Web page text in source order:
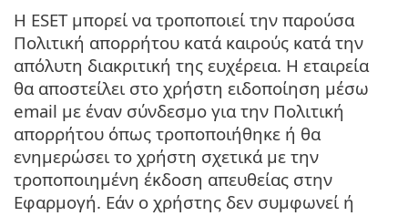
Η ESET μπορεί να τροποποιεί την παρούσα
Πολιτική απορρήτου κατά καιρούς κατά την
απόλυτη διακριτική της ευχέρεια. Η εταιρεία
θα αποστείλει στο χρήστη ειδοποίηση μέσω
email με έναν σύνδεσμο για την Πολιτική
απορρήτου όπως τροποποιήθηκε ή θα
ενημερώσει το χρήστη σχετικά με την
τροποποιημένη έκδοση απευθείας στην
Εφαρμογή. Εάν ο χρήστης δεν συμφωνεί ή